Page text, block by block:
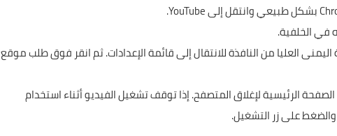
اليمنى العليا من النافذة للانتقال إلى قائمة الإعدادات. ثم انقر فوق طلب موقع
الصفحة الرئيسية لإغلاق المتصفح. إذا توقف تشغيل الفيديو أثناء استخدام